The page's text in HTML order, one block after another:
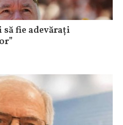
fie adevărați